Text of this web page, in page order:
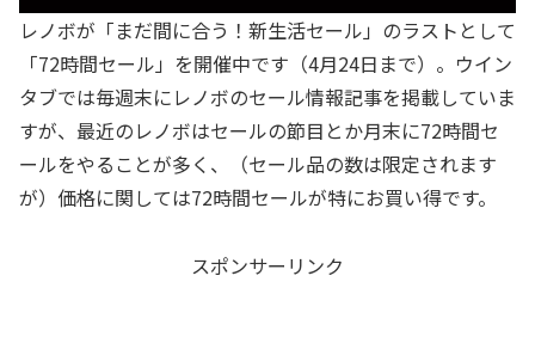
レノボが「まだ間に合う！新生活セール」のラストとして
「72時間セール」を開催中です（4月24日まで）。ウイン
タブでは毎週末にレノボのセール情報記事を掲載していま
すが、最近のレノボはセールの節目とか月末に72時間セ
ールをやることが多く、（セール品の数は限定されます
が）価格に関しては72時間セールが特にお買い得です。
スポンサーリンク